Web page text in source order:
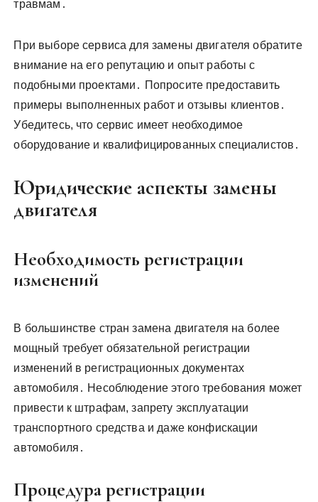
травмам․
При выборе сервиса для замены двигателя обратите
внимание на его репутацию и опыт работы с
подобными проектами․ Попросите предоставить
примеры выполненных работ и отзывы клиентов․
Убедитесь, что сервис имеет необходимое
оборудование и квалифицированных специалистов․
Юридические аспекты замены
двигателя
Необходимость регистрации
изменений
В большинстве стран замена двигателя на более
мощный требует обязательной регистрации
изменений в регистрационных документах
автомобиля․ Несоблюдение этого требования может
привести к штрафам, запрету эксплуатации
транспортного средства и даже конфискации
автомобиля․
Процедура регистрации